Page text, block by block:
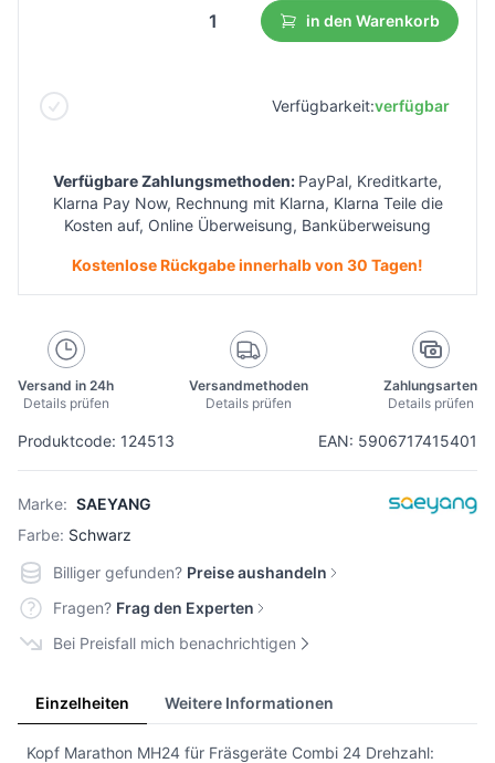
Produktcode: 124513 EAN: 5906717415401
Marke: SAEYANG
Farbe: Schwarz
in den Warenkorb
Verfügbarkeit:verfügbar
Verfügbare Zahlungsmethoden: PayPal, Kreditkarte,
Klarna Pay Now, Rechnung mit Klarna, Klarna Teile die
Kosten auf, Online Überweisung, Banküberweisung
Kostenlose Rückgabe innerhalb von 30 Tagen!
Versand in 24h
Details prüfen
Versandmethoden
Details prüfen
Zahlungsarten
Details prüfen
Billiger gefunden? Preise aushandeln
Fragen? Frag den Experten
Bei Preisfall mich benachrichtigen
Einzelheiten Weitere Informationen
Kopf Marathon MH24 für Fräsgeräte Combi 24 Drehzahl: